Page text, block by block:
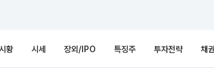
황 시세 장외/IPO 특징주 투자전략 채